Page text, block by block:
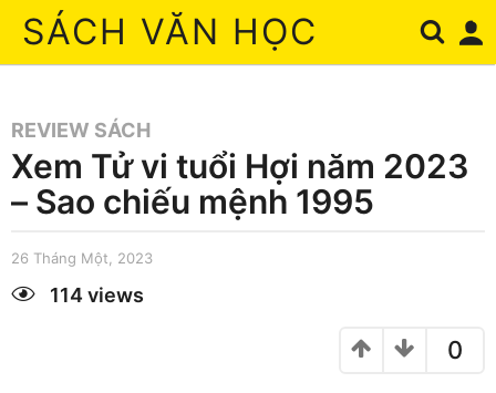
SÁCH VĂN HỌC
REVIEW SÁCH
Xem Tử vi tuổi Hợi năm 2023
– Sao chiếu mệnh 1995
26 Tháng Một, 2023
114views
0